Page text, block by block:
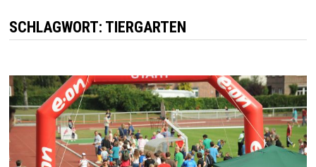
SCHLAGWORT: TIERGARTEN